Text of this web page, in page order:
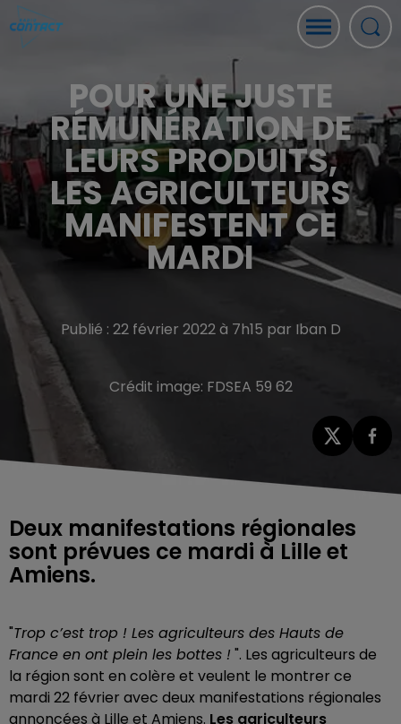
POUR UNE JUSTE
RÉMUNÉRATION DE
LEURS PRODUITS,
LES AGRICULTEURS
MANIFESTENT CE
MARDI
Publié : 22 février 2022 à 7h15 par Iban D
Crédit image: FDSEA 59 62
Deux manifestations régionales
sont prévues ce mardi à Lille et
Amiens.
"Trop c’est trop ! Les agriculteurs des Hauts de
France en ont plein les bottes ! ". Les agriculteurs de
la région sont en colère et veulent le montrer ce
mardi 22 février avec deux manifestations régionales
annoncées à Lille et Amiens. Les agriculteurs